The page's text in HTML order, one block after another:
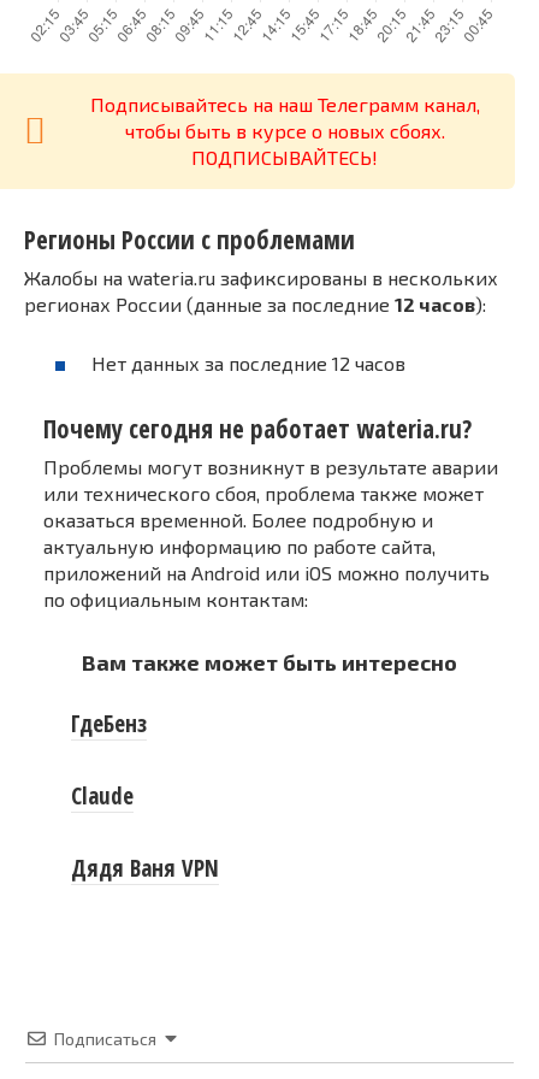
Подписывайтесь на наш Телеграмм канал,
чтобы быть в курсе о новых сбоях.
ПОДПИСЫВАЙТЕСЬ!
Регионы России с проблемами
Жалобы на wateria.ru зафиксированы в нескольких
регионах России (данные за последние 12 часов):
Нет данных за последние 12 часов
Почему сегодня не работает wateria.ru?
Проблемы могут возникнут в результате аварии
или технического сбоя, проблема также может
оказаться временной. Более подробную и
актуальную информацию по работе сайта,
приложений на Android или iOS можно получить
по официальным контактам:
Вам также может быть интересно
ГдеБенз
Claude
Дядя Ваня VPN
Подписаться